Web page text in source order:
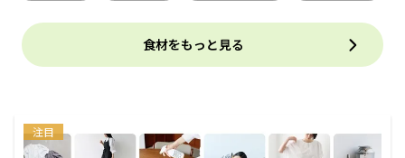
食材をもっと見る
注目